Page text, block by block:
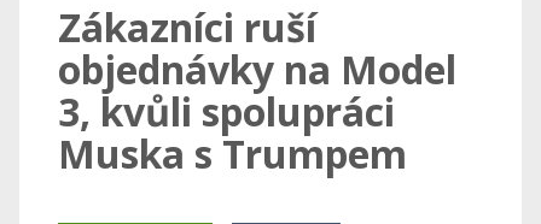
Zákazníci ruší
objednávky na Model
3, kvůli spolupráci
Muska s Trumpem